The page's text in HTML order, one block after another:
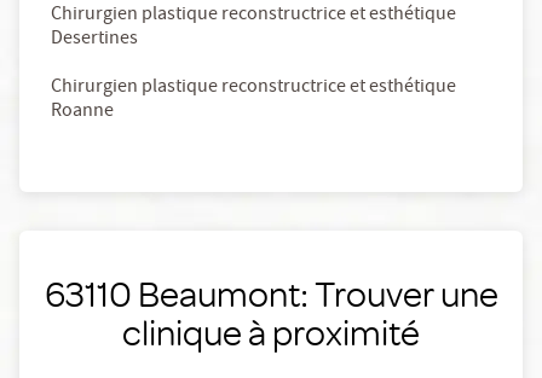
Chirurgien plastique reconstructrice et esthétique
Desertines
Chirurgien plastique reconstructrice et esthétique
Roanne
63110 Beaumont: Trouver une
clinique à proximité